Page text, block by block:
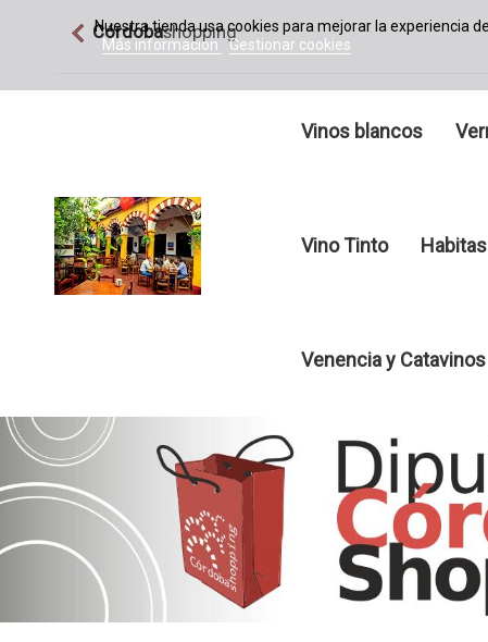
Córdobashopping
Nuestra tienda usa cookies para mejorar la experiencia
Más información
Gestionar cookies
Vinos blancos
Vino Tinto
Venencia y Catavinos